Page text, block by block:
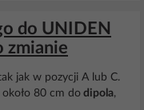
do UNIDEN
zmianie
jak w pozycji A lub C.
80 cm do dipola,